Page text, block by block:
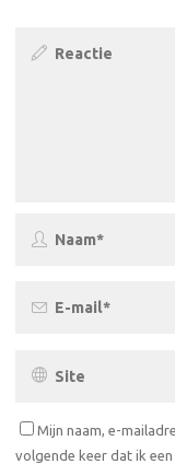
Mijn naam, e-
volgende keer dat ik